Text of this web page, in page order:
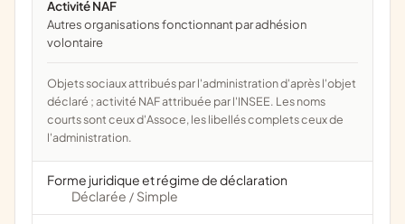
Activité NAF
Autres organisations fonctionnant par adhésion
volontaire
Objets sociaux attribués par l'administration d'après l'objet
déclaré ; activité NAF attribuée par l'INSEE. Les noms
courts sont ceux d'Assoce, les libellés complets ceux de
l'administration.
Forme juridique et régime de déclaration
Déclarée / Simple